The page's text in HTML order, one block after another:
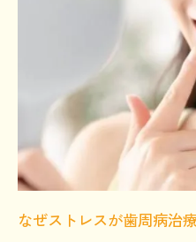
なぜストレスが歯周病治